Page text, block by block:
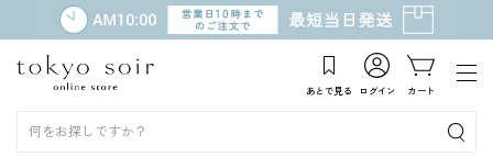
あとで見る ログイン カート